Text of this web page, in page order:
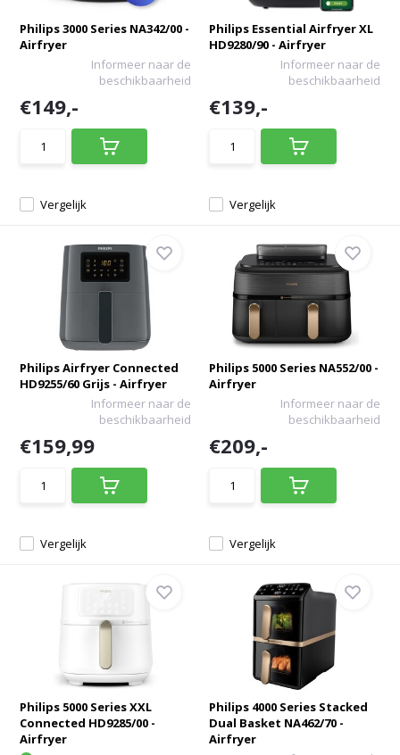
Philips 3000 Series NA342/00 -
Airfryer
Vergelijk
Informeer naar de
beschikbaarheid
€149,-
Philips Essential Airfryer XL
HD9280/90 - Airfryer
Vergelijk
Informeer naar de
beschikbaarheid
€139,-
Philips Airfryer Connected
HD9255/60 Grijs - Airfryer
Vergelijk
Informeer naar de
beschikbaarheid
€159,99
Philips 5000 Series NA552/00 -
Airfryer
Vergelijk
Informeer naar de
beschikbaarheid
€209,-
Philips 5000 Series XXL
Connected HD9285/00 -
Airfryer
Philips 4000 Series Stacked
Dual Basket NA462/70 -
Airfryer